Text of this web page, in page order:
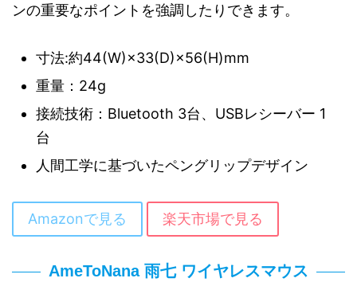
ンの重要なポイントを強調したりできます。
寸法:約44(W)×33(D)×56(H)mm
重量：24g
接続技術：Bluetooth 3台、USBレシーバー 1
台
人間工学に基づいたペングリップデザイン
Amazonで見る 楽天市場で見る
AmeToNana 雨七 ワイヤレスマウス